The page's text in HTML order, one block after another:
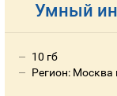
Умный
10 гб
Регион: Москва